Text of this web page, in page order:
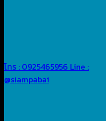
โทร : 0925465956 Line :
@siampabai